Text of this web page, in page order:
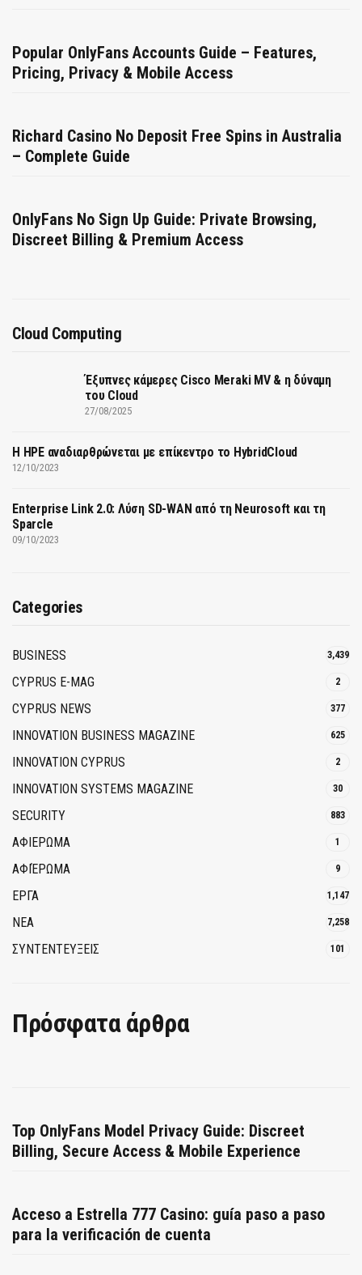
Popular OnlyFans Accounts Guide – Features,
Pricing, Privacy & Mobile Access
Richard Casino No Deposit Free Spins in Australia
– Complete Guide
OnlyFans No Sign Up Guide: Private Browsing,
Discreet Billing & Premium Access
Cloud Computing
Έξυπνες κάμερες Cisco Meraki MV & η δύναμη
του Cloud
27/08/2025
H HPE αναδιαρθρώνεται με επίκεντρο το HybridCloud
12/10/2023
Enterprise Link 2.0: Λύση SD-WAN από τη Neurosoft και τη
Sparcle
09/10/2023
Categories
BUSINESS 3,439
CYPRUS E-MAG 2
CYPRUS NEWS 377
INNOVATION BUSINESS MAGAZINE 625
INNOVATION CYPRUS 2
INNOVATION SYSTEMS MAGAZINE 30
SECURITY 883
ΑΦΙΕΡΩΜΑ 1
ΑΦΙΈΡΩΜΑ 9
ΕΡΓΑ 1,147
ΝΕΑ 7,258
ΣΥΝΤΕΝΤΕΥΞΕΙΣ 101
Πρόσφατα άρθρα
Top OnlyFans Model Privacy Guide: Discreet
Billing, Secure Access & Mobile Experience
Acceso a Estrella 777 Casino: guía paso a paso
para la verificación de cuenta